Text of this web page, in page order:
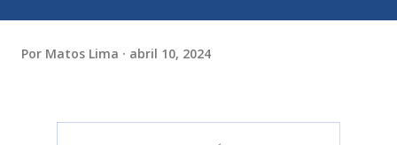
Por Matos Lima abril 10, 2024